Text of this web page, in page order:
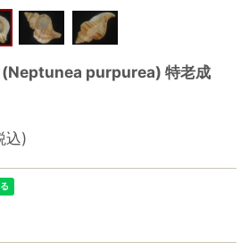
(Neptunea purpurea) 特老成
込)